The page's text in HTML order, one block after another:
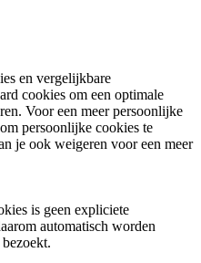
en vergelijkbare
cookies om een optimale
Voor een meer persoonlijke
persoonlijke cookies te
je ook weigeren voor een meer
is geen expliciete
automatisch worden